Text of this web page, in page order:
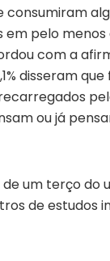
consumiram
em pelo menos
com a
disseram
ou já
um terço do
de estudos